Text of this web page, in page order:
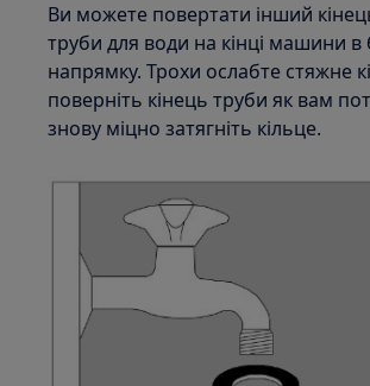
Ви можете повертати інший
труби для води на кінці машини в
напрямку. Трохи ослабте стяжне
поверніть кінець труби як вам
знову міцно затягніть кільце.